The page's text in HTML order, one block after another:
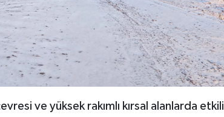
ve yüksek rakımlı kırsal alanlarda etkili